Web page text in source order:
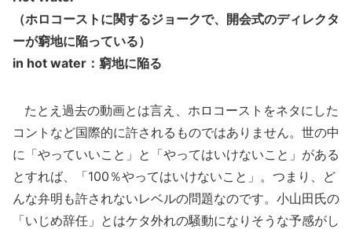
（ホロコーストに関するジョークで、開会式のディレクタ
ーが窮地に陥っている）
in hot water：窮地に陥る
たとえ過去の動画とは言え、ホロコーストをネタにした
コントなど国際的に許されるものではありません。世の中
に「やっていいこと」と「やってはいけないこと」がある
とすれば、「100％やってはいけないこと」。つまり、ど
んな弁明も許されないレベルの問題なのです。小山田氏の
「いじめ辞任」とはケタ外れの騒動になりそうな予感がし